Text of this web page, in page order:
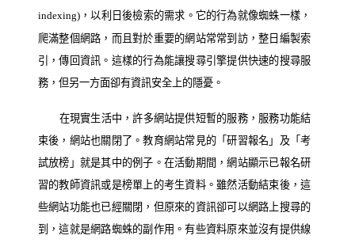
indexing) ，以利日後檢索的需求。它的行為就像蜘蛛一樣，
爬滿整個網路，而且對於重要的網站常常到訪，整日編製索
引，傳回資訊。這樣的行為能讓搜尋引擎提供快速的搜尋服
務，但另一方面卻有資訊安全上的隱憂。
在現實生活中，許多網站提供短暫的服務，服務功能結
束後，網站也關閉了。教育網站常見的「研習報名」及「考
試放榜」就是其中的例子。在活動期間，網站顯示已報名研
習的教師資訊或是榜單上的考生資料。雖然活動結束後，這
些網站功能也已經關閉，但原來的資訊卻可以網路上搜尋的
到，這就是網路蜘蛛的副作用。有些資料原來並沒有提供線